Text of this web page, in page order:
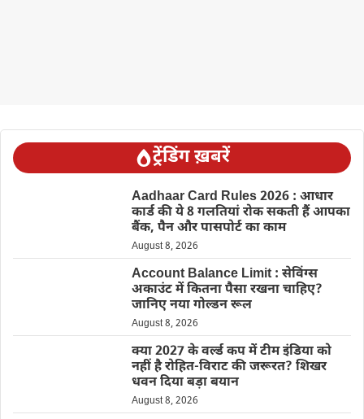
ट्रेंडिंग ख़बरें
Aadhaar Card Rules 2026 : आधार
कार्ड की ये 8 गलतियां रोक सकती हैं आपका
बैंक, पैन और पासपोर्ट का काम
August 8, 2026
Account Balance Limit : सेविंग्स
अकाउंट में कितना पैसा रखना चाहिए?
जानिए नया गोल्डन रूल
August 8, 2026
क्या 2027 के वर्ल्ड कप में टीम इंडिया को
नहीं है रोहित-विराट की जरूरत? शिखर
धवन दिया बड़ा बयान
August 8, 2026